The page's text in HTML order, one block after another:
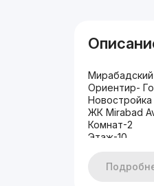
Ориентир-
Новостройка
ЖК Mirabad
Комнат-2
Этаж-10
Площадь-52
3-я линия